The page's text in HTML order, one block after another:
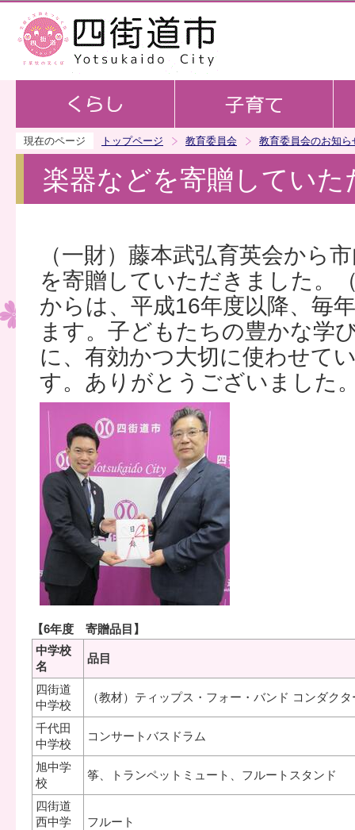
現在のページ トップページ 教育委員会 教育委員会のお知ら
楽器などを寄贈していた
（一財）藤本武弘育英会から
を寄贈していただきました。
からは、平成16年度以降、毎
ます。子どもたちの豊かな学
に、有効かつ大切に使わせて
す。ありがとうございました
【6年度 寄贈品目】
中学校
名
品目
四街道
中学校
（教材）ティップス・フォー・バンド コンダク
千代田
中学校
コンサートバスドラム
旭中学
校
筝、トランペットミュート、フルートスタンド
四街道
西中学
フルート